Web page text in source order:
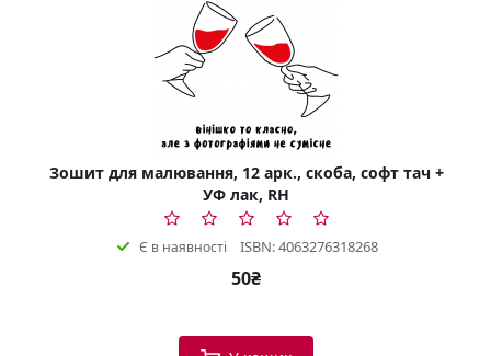
Зошит для малювання, 12 арк., скоба, софт тач +
УФ лак, RH
Є в наявності ISBN: 4063276318268
50₴